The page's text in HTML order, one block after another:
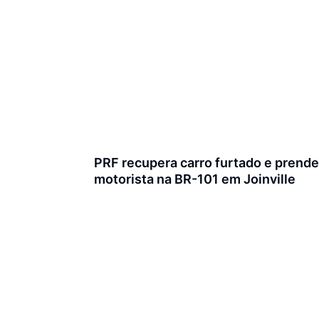
PRF recupera carro furtado e prende
motorista na BR-101 em Joinville